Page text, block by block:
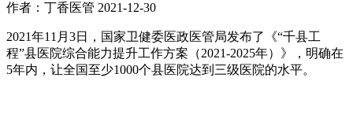
作者：丁香医管 2021-12-30
2021年11月3日，国家卫健委医政医管局发布了《“千县工
程”县医院综合能力提升工作方案（2021-2025年）》，明确在
5年内，让全国至少1000个县医院达到三级医院的水平。